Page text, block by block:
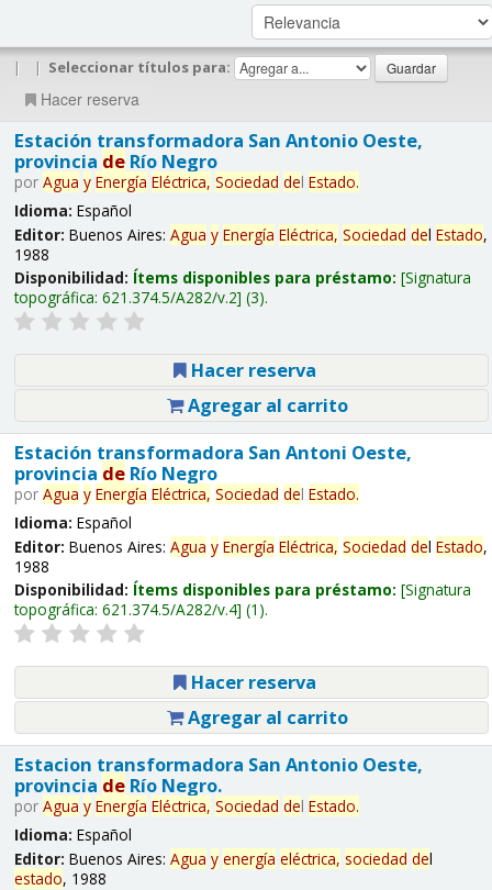
| | Seleccionar títulos para:
Hacer reserva
Estación transformadora San Antonio Oeste,
provincia deRío Negro
por Agua y Energía Eléctrica, Sociedad del Estado.
Idioma: Español
Editor: Buenos Aires: Agua y Energía Eléctrica, Sociedad del Estado,
1988
Disponibilidad: Ítems disponibles para préstamo: Signatura
topográfica: 621.374.5/A282/v.2 (3).
Hacer reserva
Agregar al carrito
Estación transformadora San Antoni Oeste,
provincia deRío Negro
por Agua y Energía Eléctrica, Sociedad del Estado.
Idioma: Español
Editor: Buenos Aires: Agua y Energía Eléctrica, Sociedad del Estado,
1988
Disponibilidad: Ítems disponibles para préstamo: Signatura
topográfica: 621.374.5/A282/v.4 (1).
Hacer reserva
Agregar al carrito
Estacion transformadora San Antonio Oeste,
provincia deRío Negro.
por Agua y Energía Eléctrica, Sociedad del Estado.
Idioma: Español
Editor: Buenos Aires: Agua y energía eléctrica, sociedad del
estado, 1988